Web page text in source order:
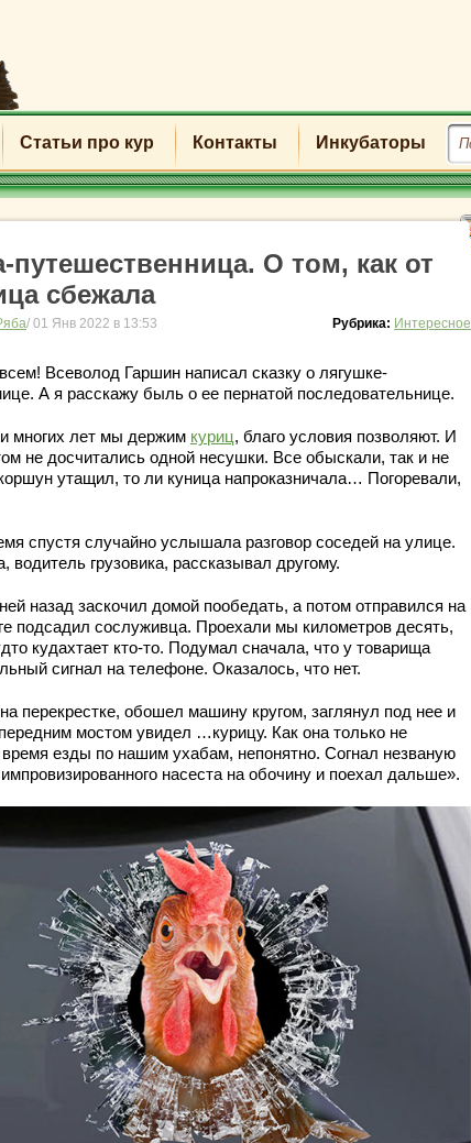
Статьи про кур Контакты Инкубаторы
путешественница. О том, как от
сбежала
/ 01 Янв 2022 в 13:53 Рубрика: Интересное
Всеволод Гаршин написал сказку о лягушке-
А я расскажу быль о ее пернатой последовательнице.
многих лет мы держим куриц, благо условия позволяют. И
не досчитались одной несушки. Все обыскали, так и не
утащил, то ли куница напроказничала… Погоревали,
спустя случайно услышала разговор соседей на улице.
водитель грузовика, рассказывал другому.
назад заскочил домой пообедать, а потом отправился на
подсадил сослуживца. Проехали мы километров десять,
кудахтает кто-то. Подумал сначала, что у товарища
сигнал на телефоне. Оказалось, что нет.
перекрестке, обошел машину кругом, заглянул под нее и
мостом увидел …курицу. Как она только не
езды по нашим ухабам, непонятно. Согнал незваную
насеста на обочину и поехал дальше».